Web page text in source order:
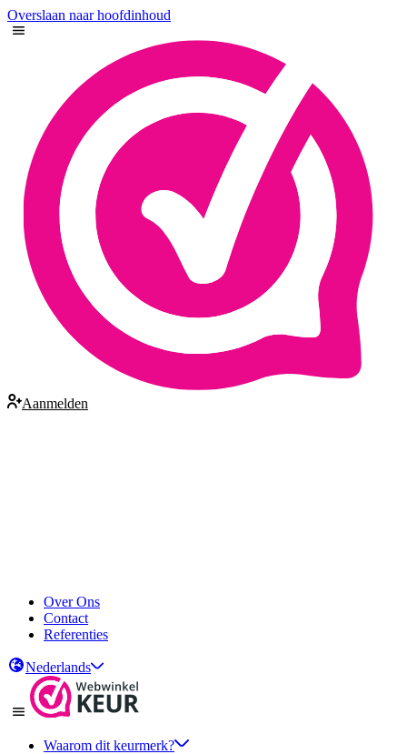
Overslaan naar hoofdinhoud
Aanmelden
Over Ons
Contact
Referenties
Nederlands
Waarom dit keurmerk?